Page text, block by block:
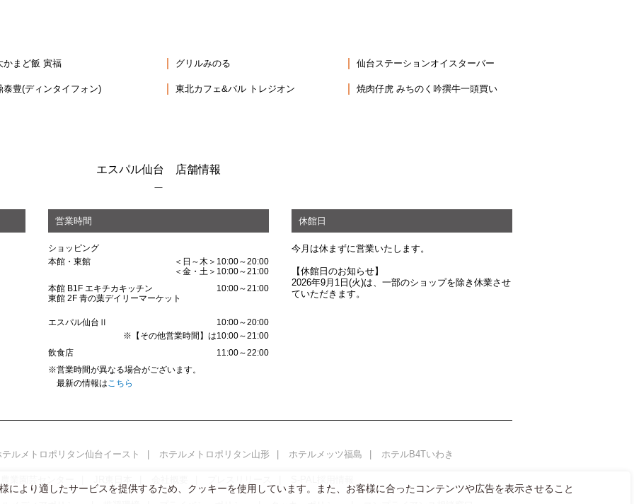
かまど飯 寅福 グリルみのる 仙台ステーションオイスターバー
泰豊(ディンタイフォン) 東北カフェ&バル トレジオン 焼肉仔虎 みちのく吟撰牛一頭買い
エスパル仙台 店舗情報
営業時間
ショッピング
本館・東館
＜日～木＞10:00～20:00
＜金・土＞10:00～21:00
本館 B1F エキチカキッチン
東館 2F 青の葉デイリーマーケット
10:00～21:00
エスパル仙台Ⅱ
10:00～20:00
※【その他営業時間】は10:00～21:00
飲食店
11:00～22:00
※営業時間が異なる場合がございます。
最新の情報はこちら
休館日
今月は休まずに営業いたします。
【休館日のお知らせ】
2026年9月1日(火)は、一部のショップを除き休業させ
ていただきます。
テルメトロポリタン仙台イースト ホテルメトロポリタン山形 ホテルメッツ福島 ホテルB4Tいわき
により適したサービスを提供するため、クッキーを使用しています。また、お客様に合ったコンテンツや広告を表示させること